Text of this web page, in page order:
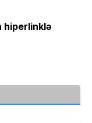
hiperlinklə